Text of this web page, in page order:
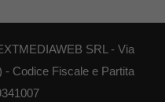
SRL - Via
- Codice Fiscale e Partita